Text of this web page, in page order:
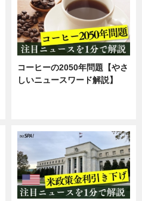
コーヒーの2050年問題【やさ
しいニュースワード解説】